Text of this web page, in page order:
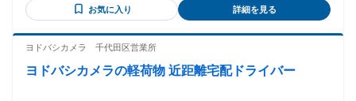
ことが可能です。 ※歩合制ではなく、安定した固定給。 常に
「月給＋手当」だからこそ、ストレスなく勤務することがで
きます。 【各種手当】 ・時間外手当 ・家族手当 ・各種業務
手当 など
・運転が好きな方 ・都内の道に詳しくなりたい方 ・長く続け
の運転が好きな方 ・お客様に合わせた対応ができる方 ・日常
方 ・車内外をきれいに保てる方 ・待機時間を自分で上手に使
お気に入り 詳細を見る
ヨドバシカメラ 千代田区営業所
ヨドバシカメラの軽荷物 近距離宅配ドライバー